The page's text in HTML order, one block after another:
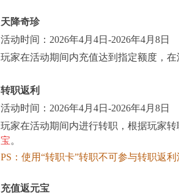
天降奇珍
活动时间： 2026年4月 4日-2026年4月 8日
玩家在活动期间内充值达到指定额度，
转职返利
活动时间： 2026年4月 4日-2026年4月 8日
玩家在活动期间内进行转职，根据玩家
宝。
PS：使用“转职卡”转职不可参与转职返
充值返元宝